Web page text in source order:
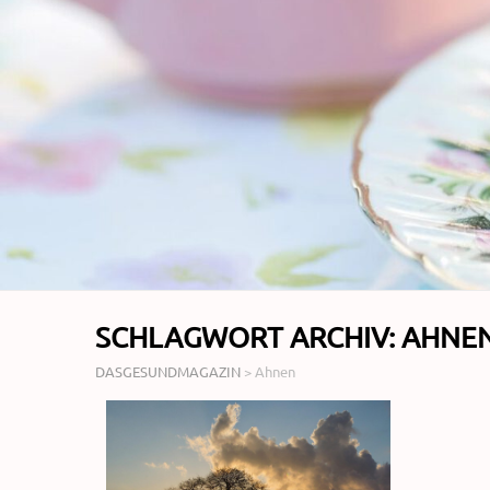
SCHLAGWORT ARCHIV:
DASGESUNDMAGAZIN > Ahnen